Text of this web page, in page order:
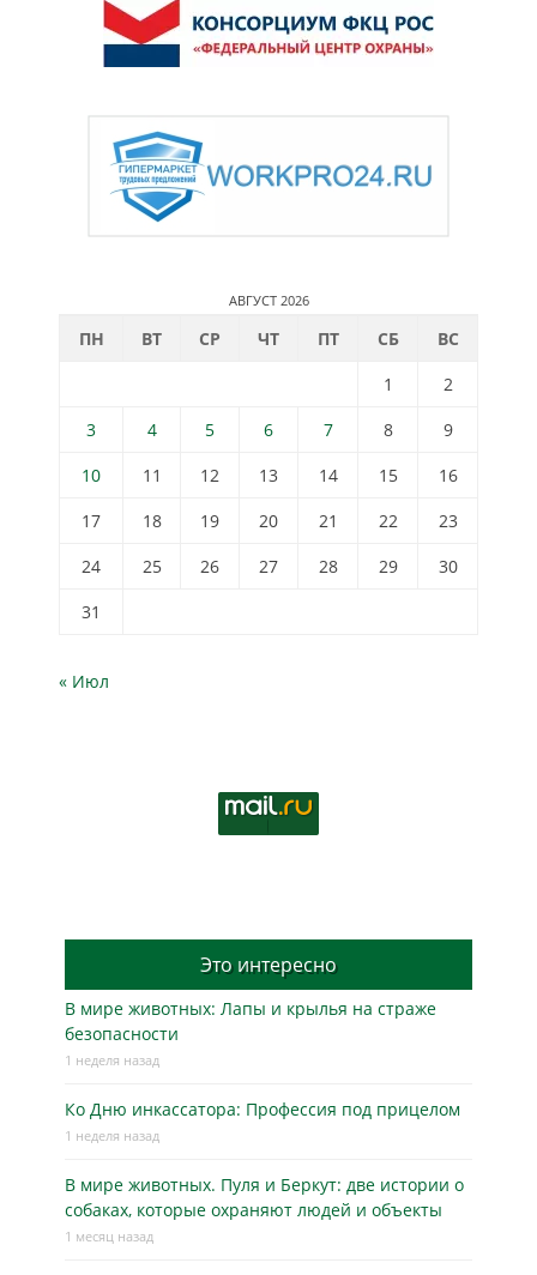
АВГУСТ 2026
ПН ВТ СР ЧТ ПТ СБ
ВС
1
2
3
4 5 6 7 8
9
10
11 12 13 14 15
16
17
18 19 20 21 22
23
24
25 26 27 28 29
30
31
« Июл
Это интересно
В мире животных: Лапы и крылья на страже
безопасности
1 неделя назад
Ко Дню инкассатора: Профессия под прицелом
1 неделя назад
В мире животных. Пуля и Беркут: две истории о
собаках, которые охраняют людей и объекты
1 месяц назад